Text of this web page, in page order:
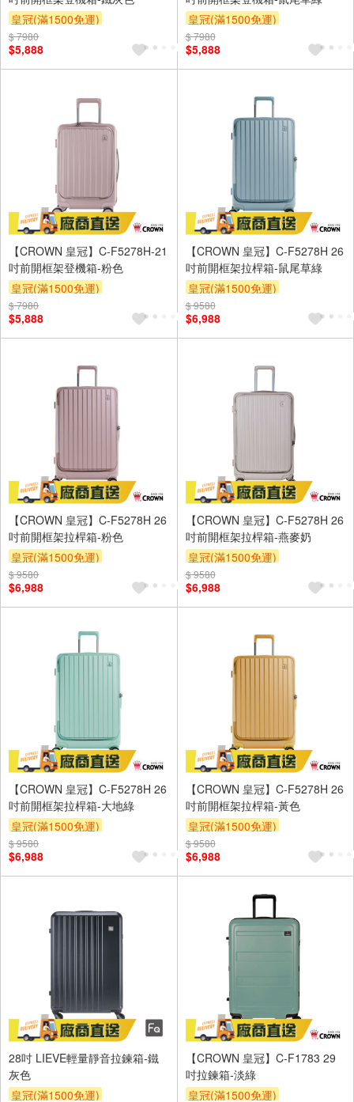
皇冠(滿1500免運)
$ 7980
$5,888
皇冠(滿1500免運)
$ 7980
$5,888
【CROWN 皇冠】C-F5278H-21
吋前開框架登機箱-粉色
皇冠(滿1500免運)
$ 7980
$5,888
【CROWN 皇冠】C-F5278H 26
吋前開框架拉桿箱-鼠尾草綠
皇冠(滿1500免運)
$ 9580
$6,988
【CROWN 皇冠】C-F5278H 26
吋前開框架拉桿箱-粉色
皇冠(滿1500免運)
$ 9580
$6,988
【CROWN 皇冠】C-F5278H 26
吋前開框架拉桿箱-燕麥奶
皇冠(滿1500免運)
$ 9580
$6,988
【CROWN 皇冠】C-F5278H 26
吋前開框架拉桿箱-大地綠
皇冠(滿1500免運)
$ 9580
$6,988
【CROWN 皇冠】C-F5278H 26
吋前開框架拉桿箱-黃色
皇冠(滿1500免運)
$ 9580
$6,988
28吋 LIEVE輕量靜音拉鍊箱-鐵
灰色
皇冠(滿1500免運)
【CROWN 皇冠】C-F1783 29
吋拉鍊箱-淡綠
皇冠(滿1500免運)